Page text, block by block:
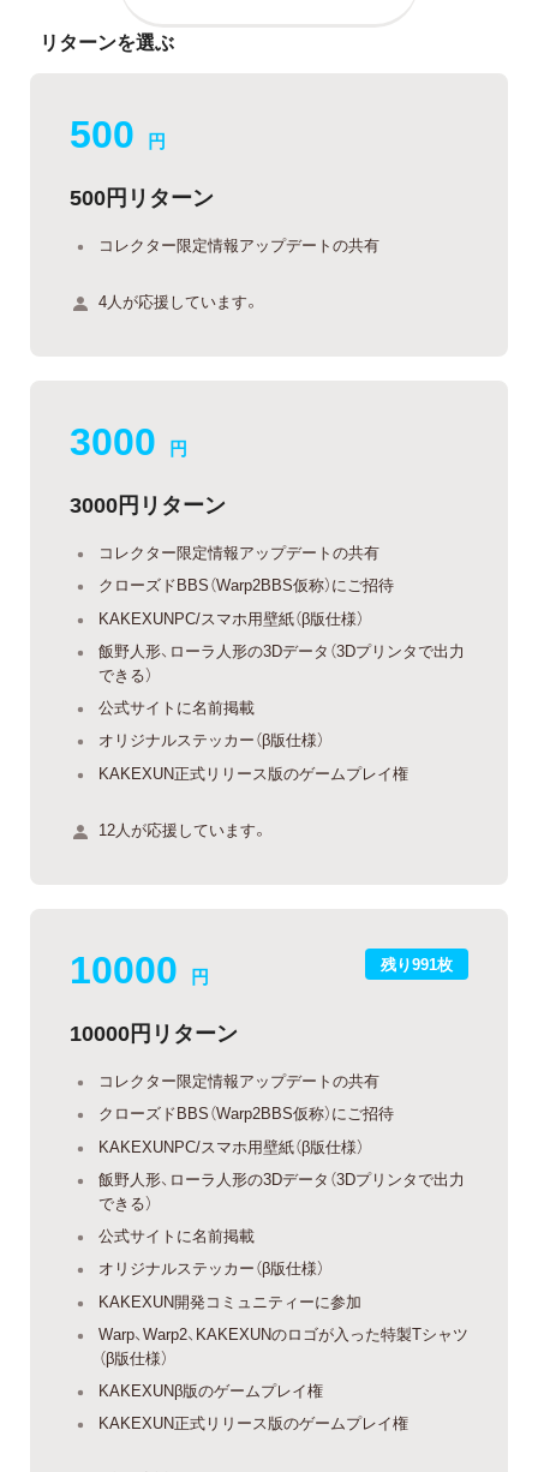
リターンを選ぶ
500 円
500円リターン
コレクター限定情報アップデートの共有
4人が応援しています。
3000 円
3000円リターン
コレクター限定情報アップデートの共有
クローズドBBS（Warp2BBS仮称）にご招待
KAKEXUNPC/スマホ用壁紙（β版仕様）
飯野人形、ローラ人形の3Dデータ（3Dプリンタで出力
できる）
公式サイトに名前掲載
オリジナルステッカー（β版仕様）
KAKEXUN正式リリース版のゲームプレイ権
12人が応援しています。
残り991枚
10000 円
10000円リターン
コレクター限定情報アップデートの共有
クローズドBBS（Warp2BBS仮称）にご招待
KAKEXUNPC/スマホ用壁紙（β版仕様）
飯野人形、ローラ人形の3Dデータ（3Dプリンタで出力
できる）
公式サイトに名前掲載
オリジナルステッカー（β版仕様）
KAKEXUN開発コミュニティーに参加
Warp、Warp2、KAKEXUNのロゴが入った特製Tシャツ
（β版仕様）
KAKEXUNβ版のゲームプレイ権
KAKEXUN正式リリース版のゲームプレイ権